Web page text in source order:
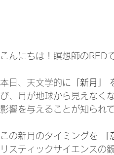
こんにちは！瞑想師のRED
本日、天文学的に 「新月」
び、月が地球から見えなく
影響を与えることが知られ
この新月のタイミングを
リスティックサイエンスの